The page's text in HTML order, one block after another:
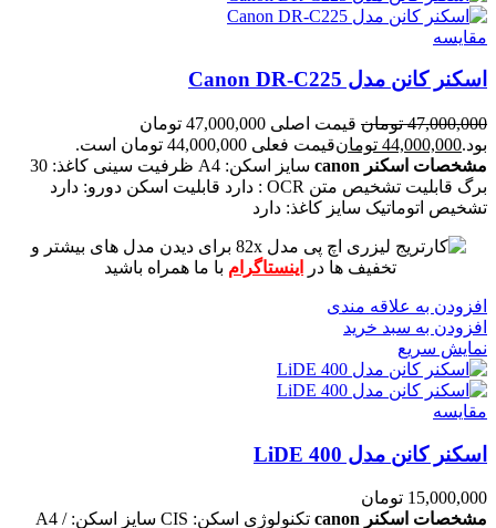
مقايسه
اسکنر کانن مدل Canon DR-C225
47,000,000 تومان
قیمت اصلی 47,000,000 تومان
بود.44,000,000 تومانقیمت فعلی 44,000,000 تومان است.
مشخصات اسکنر canon
سایز اسکن: A4
ظرفیت سینی کاغذ: 30
برگ قابلیت تشخیص متن OCR : دارد
قابلیت اسکن دورو: دارد
تشخیص اتوماتیک سایز کاغذ: دارد
برای دیدن مدل های بیشتر و
تخفیف ها در
اینستاگرام با ما همراه باشید
افزودن به علاقه مندی
افزودن به سبد خرید
نمایش سریع
مقايسه
اسکنر کانن مدل LiDE 400
15,000,000 تومان
مشخصات اسکنر canon
تکنولوژی اسکن: CIS
سایز اسکن: A4 /